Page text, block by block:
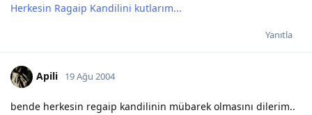
Herkesin Ragaip Kandilini kutlarım...
Yanıtla
Apili 19 Ağu 2004
bende herkesin regaip kandilinin mübarek olmasını dilerim..